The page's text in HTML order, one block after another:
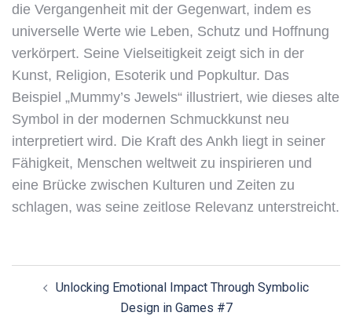
die Vergangenheit mit der Gegenwart, indem es
universelle Werte wie Leben, Schutz und Hoffnung
verkörpert. Seine Vielseitigkeit zeigt sich in der
Kunst, Religion, Esoterik und Popkultur. Das
Beispiel „Mummy’s Jewels“ illustriert, wie dieses alte
Symbol in der modernen Schmuckkunst neu
interpretiert wird. Die Kraft des Ankh liegt in seiner
Fähigkeit, Menschen weltweit zu inspirieren und
eine Brücke zwischen Kulturen und Zeiten zu
schlagen, was seine zeitlose Relevanz unterstreicht.
Post
navigation
Unlocking Emotional Impact Through Symbolic
Design in Games #7